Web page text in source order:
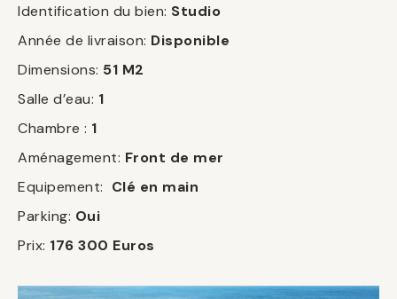
Identification du bien: Studio
Année de livraison: Disponible
Dimensions: 51 M2
Salle d’eau: 1
Chambre : 1
Aménagement: Front de mer
Equipement: Clé en main
Parking: Oui
Prix: 176 300 Euros